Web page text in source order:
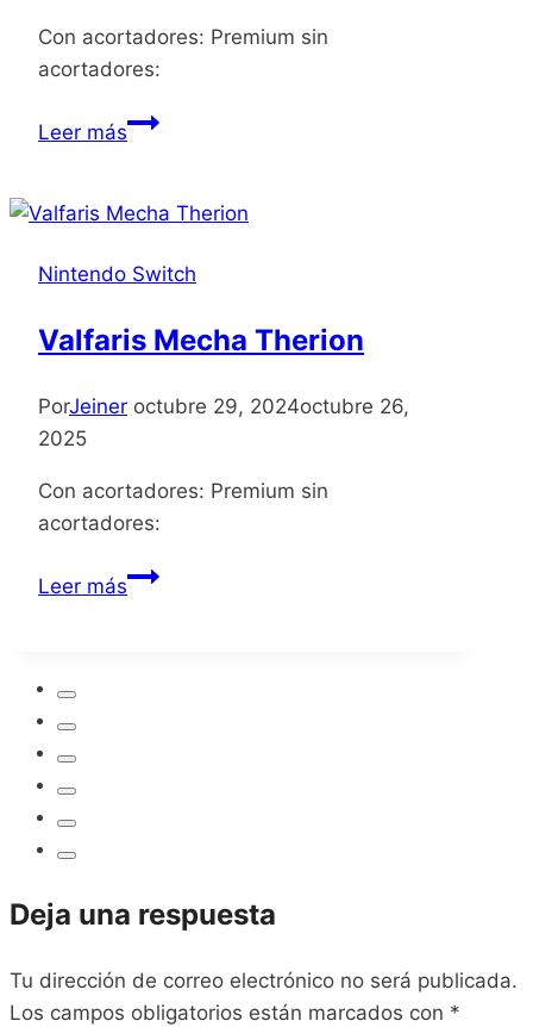
Con acortadores: Premium sin
acortadores:
Leer másLegacy
Ascendance
Nintendo Switch
Valfaris Mecha Therion
PorJeiner octubre 29, 2024octubre 26,
2025
Con acortadores: Premium sin
acortadores:
Leer másValfaris
Deja una respuesta
Tu dirección de correo electrónico no será publicada.
Los campos obligatorios están marcados con *